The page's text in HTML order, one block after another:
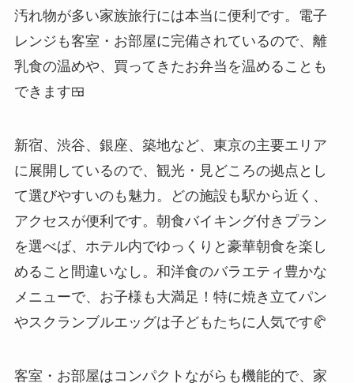
汚れ物が多い家族旅行には本当に便利です。電子
レンジも客室・お部屋に完備されているので、離
乳食の温めや、買ってきたお弁当を温めることも
できます🍱
新宿、渋谷、銀座、築地など、東京の主要エリア
に展開しているので、観光・見どころの拠点とし
て選びやすいのも魅力。どの施設も駅から近く、
アクセスが便利です。朝食バイキング付きプラン
を選べば、ホテル内でゆっくりと豪華朝食を楽し
めること間違いなし。和洋食のバラエティ豊かな
メニューで、お子様も大満足！特に焼き立てパン
やスクランブルエッグは子どもたちに人気です🥐
客室・お部屋はコンパクトながらも機能的で、家